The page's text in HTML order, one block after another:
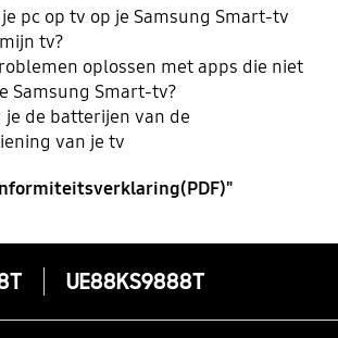
pc op tv op je Samsung Smart-tv
tv?
oplossen met apps die niet
Samsung Smart-tv?
je de batterijen van de
van je tv
UE88KS9888T